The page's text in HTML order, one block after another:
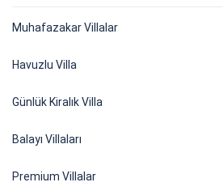
Muhafazakar Villalar
Havuzlu Villa
Günlük Kiralık Villa
Balayı Villaları
Premium Villalar